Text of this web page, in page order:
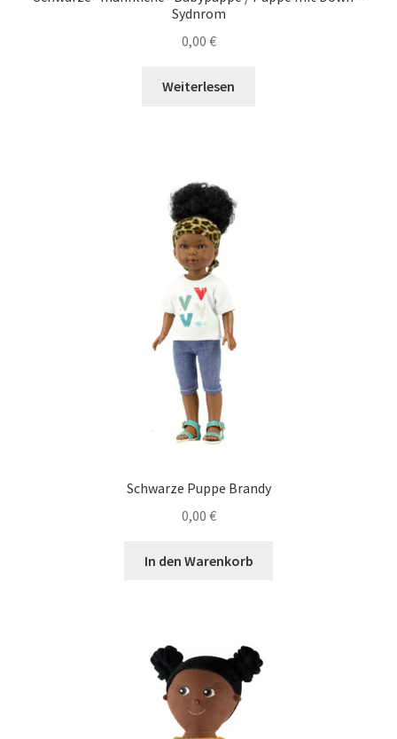
Sydnrom
0,00 €
Weiterlesen
Schwarze Puppe Brandy
0,00 €
In den Warenkorb